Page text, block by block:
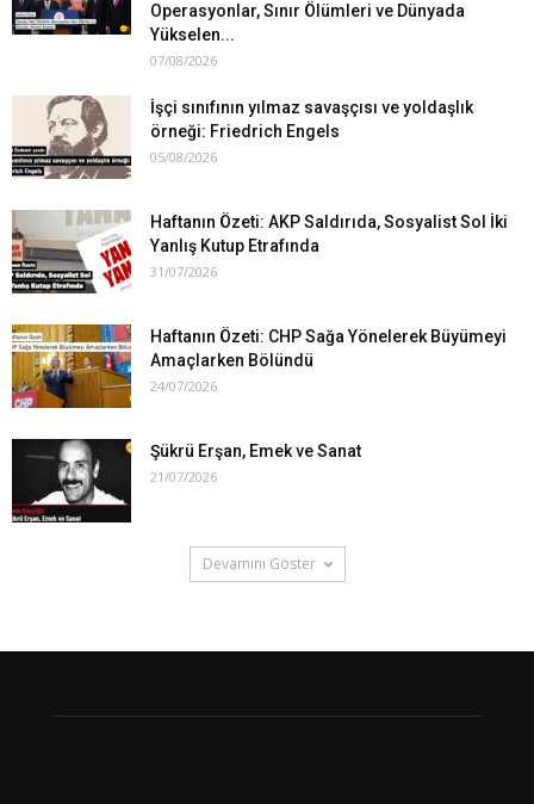
Operasyonlar, Sınır Ölümleri ve Dünyada
Yükselen...
07/08/2026
İşçi sınıfının yılmaz savaşçısı ve yoldaşlık
örneği: Friedrich Engels
05/08/2026
Haftanın Özeti: AKP Saldırıda, Sosyalist Sol İki
Yanlış Kutup Etrafında
31/07/2026
Haftanın Özeti: CHP Sağa Yönelerek Büyümeyi
Amaçlarken Bölündü
24/07/2026
Şükrü Erşan, Emek ve Sanat
21/07/2026
Devamını Göster